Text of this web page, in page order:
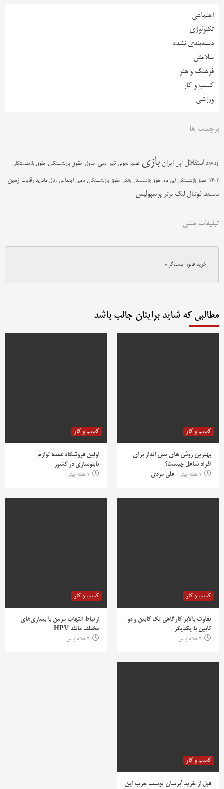
اجتماعی
تکنولوژی
دسته‌بندی نشده
سلامتی
فرهنگ و هنر
کسب و کار
ورزشی
برچسب ها
zwnj استقلال اپل ایران بازی تصویر نجومی تیم ملی جدول حقوق بازنشستگان حقوق بازنشستگان
1402 حقوق بازنشستگان این ماه حقوق بازنشستگان بانکی حقوق بازنشستگان تامین اجتماعی رئال مادرید رقابت زمین
سامسونگ فوتبال لیگ برتر پرسپولیس
تبلیغات متنی
خرید فالور اینستاگرام
مطالبی که شاید برایتان جالب باشد
کسب و کار
بهترین روش‌ های پس‌ انداز برای
افراد شاغل چیست؟
1 هفته پیش
علی مردی
کسب و کار
اولین فروشگاه عمده لوازم
تابلوسازی در کشور
1 هفته پیش
کسب و کار
تفاوت بالابر کارگاهی تک کابین و دو
کابین با یکدیگر
2 هفته پیش
کسب و کار
ارتباط التهاب مزمن با بیماری‌های
مختلف مانند HPV
2 هفته پیش
کسب و کار
قبل از خرید آبرسان پوست چرب این